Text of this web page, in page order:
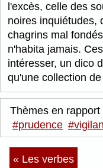
l'excès, celle des
noires inquiétudes,
chagrins mal
n'habita jamais.
intéresser, un dico
qu'une collection de
Thèmes en rapport
#prudence
« Les verbes